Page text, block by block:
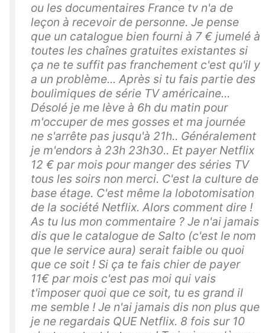
ou les documentaires France tv n'a de
leçon à recevoir de personne. Je pense
que un catalogue bien fourni à 7 € jumelé à
toutes les chaînes gratuites existantes si
ça ne te suffit pas franchement c'est qu'il y
a un problème... Après si tu fais partie des
boulimiques de série TV américaine...
Désolé je me lève à 6h du matin pour
m'occuper de mes gosses et ma journée
ne s'arrête pas jusqu'à 21h.. Généralement
je m'endors à 23h 23h30.. Et payer Netflix
12 € par mois pour manger des séries TV
tous les soirs non merci. C'est la culture de
base étage. C'est même la lobotomisation
de la société Netflix. Alors comment dire !
As tu lus mon commentaire ? Je n'ai jamais
dis que le catalogue de Salto (c'est le nom
que le service aura) serait faible ou quoi
que ce soit ! Si ça te fais chier de payer
11€ par mois c'est pas moi qui vais
t'imposer quoi que ce soit, tu es grand il
me semble ! Je n'ai jamais dis non plus que
je ne regardais QUE Netflix. 8 fois sur 10